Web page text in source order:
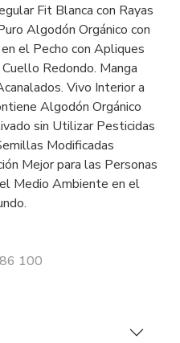
Fit Blanca con Rayas
Algodón Orgánico con
el Pecho con Apliques
Redondo. Manga
Vivo Interior a
Algodón Orgánico
sin Utilizar Pesticidas
Modificadas
Mejor para las Personas
Medio Ambiente en el
100